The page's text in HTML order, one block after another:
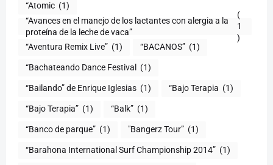
“Atomic (1)
“Avances en el manejo de los lactantes con alergia a la
proteína de la leche de vaca”
(
1
)
“Aventura Remix Live” (1) “BACANOS” (1)
“Bachateando Dance Festival (1)
“Bailando” de Enrique Iglesias (1) “Bajo Terapia (1)
“Bajo Terapia” (1) “Balk” (1)
“Banco de parque” (1) "Bangerz Tour” (1)
“Barahona International Surf Championship 2014” (1)